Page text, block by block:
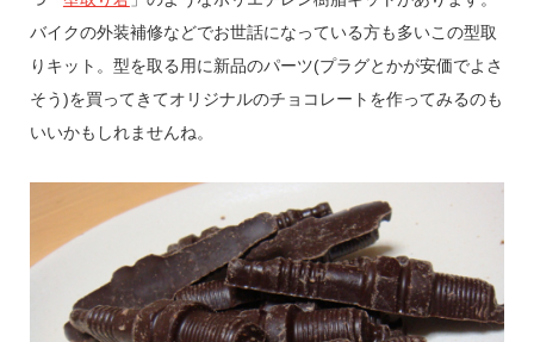
バイクの外装補修などでお世話になっている方も多いこの型取
りキット。型を取る用に新品のパーツ(プラグとかが安価でよさ
そう)を買ってきてオリジナルのチョコレートを作ってみるのも
いいかもしれませんね。